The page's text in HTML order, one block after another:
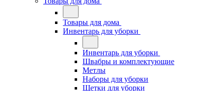
Товары для дома
Инвентарь для уборки
Инвентарь для уборки
Швабры и комплектующие
Метлы
Наборы для уборки
Щетки для уборки